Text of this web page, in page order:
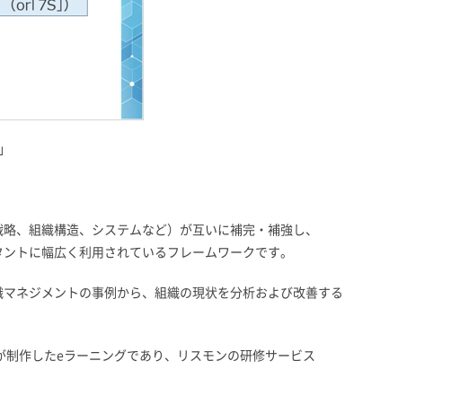
、組織構造、システムなど）が互いに補完・補強し、
トに幅広く利用されているフレームワークです。
ネジメントの事例から、組織の現状を分析および改善する
作したeラーニングであり、リスモンの研修サービス